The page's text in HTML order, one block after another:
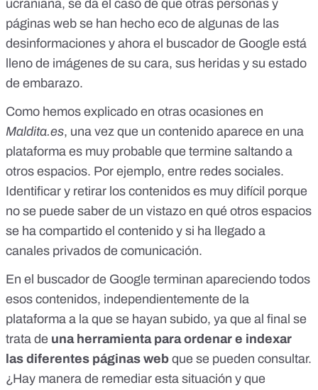
ucraniana, se da el caso de que otras personas y
páginas web se han hecho eco de algunas de las
desinformaciones y ahora el buscador de Google está
lleno de imágenes de su cara, sus heridas y su estado
de embarazo.
Como hemos explicado en otras ocasiones en
Maldita.es, una vez que un contenido aparece en una
plataforma es muy probable que termine saltando a
otros espacios. Por ejemplo, entre redes sociales.
Identificar y retirar los contenidos es muy difícil porque
no se puede saber de un vistazo en qué otros espacios
se ha compartido el contenido y si ha llegado a
canales privados de comunicación.
En el buscador de Google terminan apareciendo todos
esos contenidos, independientemente de la
plataforma a la que se hayan subido, ya que al final se
trata de una herramienta para ordenar e indexar
las diferentes páginas web que se pueden consultar.
¿Hay manera de remediar esta situación y que